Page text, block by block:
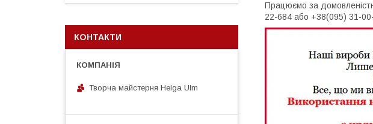
Працюємо за
22-684 або +38(095) 31-
КОНТАКТИ
Творча майстерня Helga Ulm